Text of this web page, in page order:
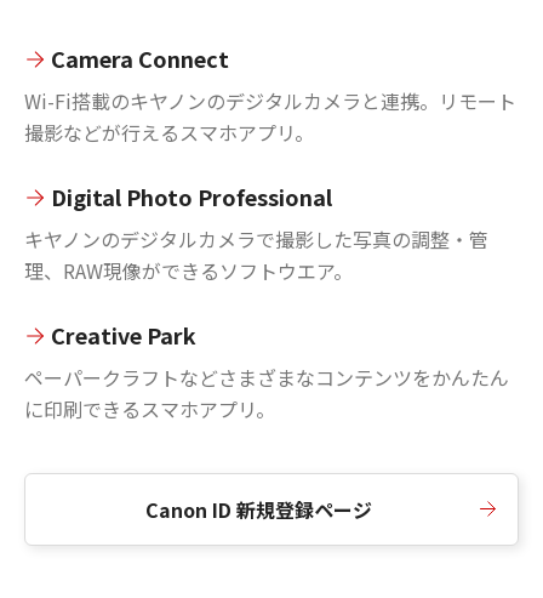
Camera Connect
Wi-Fi搭載のキヤノンのデジタルカメラと連携。リモート
撮影などが行えるスマホアプリ。
Digital Photo Professional
キヤノンのデジタルカメラで撮影した写真の調整・管
理、RAW現像ができるソフトウエア。
Creative Park
ペーパークラフトなどさまざまなコンテンツをかんたん
に印刷できるスマホアプリ。
Canon ID 新規登録ページ